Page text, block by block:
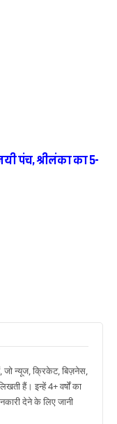
पंच, श्रीलंका का 5-
जो न्यूज, क्रिकेट, बिज़नेस,
हैं। इन्हें 4+ वर्षों का
देने के लिए जानी